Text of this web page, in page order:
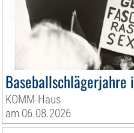
Baseballschlägerjahre
KOMM-Haus
am 06.08.2026